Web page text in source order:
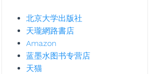
北京大学出版社
天瓏網路書店
Amazon
蓝墨水图书专营店
天猫